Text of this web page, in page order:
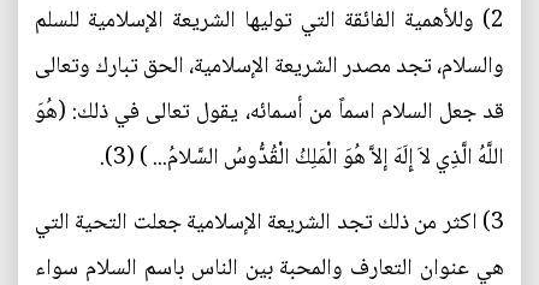
2) وللأهمية الفائقة التي توليها الشريعة الإسلامية للسلم
والسلام، تجد مصدر الشريعة الإسلامية، الحق تبارك وتعالى
قد جعل السلام اسماً من أسمائه، يقول تعالى في ذلك: (هُوَ
اللَّهُ الَّذِي لاَ إِلَهَ إلاَّ هُوَ الْمَلِكُ الْقُدُّوسُ السَّلامُ... ) (3).
3) اكثر من ذلك تجد الشريعة الإسلامية جعلت التحية التي
هي عنوان التعارف والمحبة بين الناس باسم السلام سواء